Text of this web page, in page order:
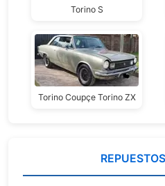
Torino S
Torino Coupçe Torino ZX